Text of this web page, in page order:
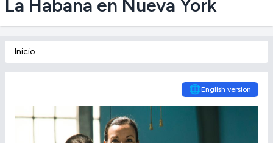
La Habana en Nueva York
Inicio
🌐English version